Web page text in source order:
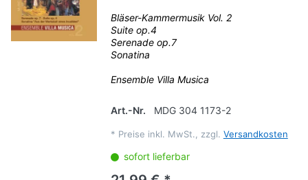
Bläser-Kammermusik Vol. 2
Suite op.4
Serenade op.7
Sonatina
Ensemble Villa Musica
Art.-Nr. MDG 304 1173-2
* Preise inkl. MwSt., zzgl. Versandkosten
sofort lieferbar